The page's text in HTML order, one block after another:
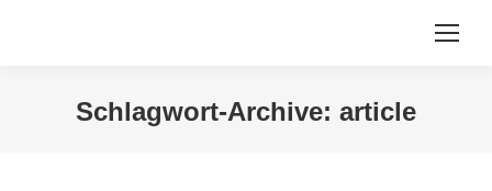
Schlagwort-Archive: article